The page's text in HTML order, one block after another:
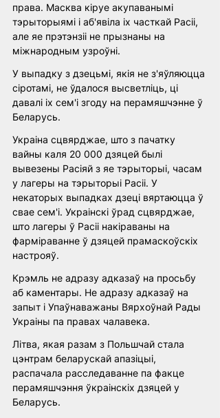
права. Масква кіруе акупаванымі
тэрыторыямі і аб'явіла іх часткай Расіі,
але яе прэтэнзіі не прызнаны на
міжнародным узроўні.
У выпадку з дзецьмі, якія не з'яўляюцца
сіротамі, не ўдалося высветліць, ці
давалі іх сем'і згоду на перамяшчэнне ў
Беларусь.
Украіна сцвярджае, што з пачатку
вайны каля 20 000 дзяцей былі
вывезены Расіяй з яе тэрыторыі, часам
у лагеры на тэрыторыі Расіі. У
некаторых выпадках дзеці вяртаюцца ў
свае сем'і. Украінскі ўрад сцвярджае,
што лагеры ў Расіі накіраваны на
фарміраванне ў дзяцей прамаскоўскіх
настрояў.
Крэмль не адразу адказаў на просьбу
аб каментары. Не адразу адказаў на
запыт і Упаўнаважаны Вярхоўнай Рады
Украіны па правах чалавека.
Літва, якая разам з Польшчай стала
цэнтрам беларускай апазіцыі,
распачала расследаванне па факце
перамяшчэння ўкраінскіх дзяцей у
Беларусь.